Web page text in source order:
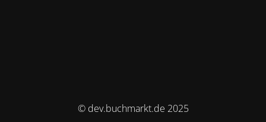
© dev.buchmarkt.de 2025